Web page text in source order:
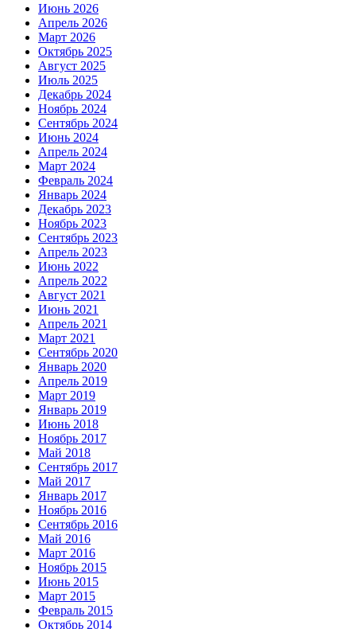
Июнь 2026
Апрель 2026
Март 2026
Октябрь 2025
Август 2025
Июль 2025
Декабрь 2024
Ноябрь 2024
Сентябрь 2024
Июнь 2024
Апрель 2024
Март 2024
Февраль 2024
Январь 2024
Декабрь 2023
Ноябрь 2023
Сентябрь 2023
Апрель 2023
Июнь 2022
Апрель 2022
Август 2021
Июнь 2021
Апрель 2021
Март 2021
Сентябрь 2020
Январь 2020
Апрель 2019
Март 2019
Январь 2019
Июнь 2018
Ноябрь 2017
Май 2018
Сентябрь 2017
Май 2017
Январь 2017
Ноябрь 2016
Сентябрь 2016
Май 2016
Март 2016
Ноябрь 2015
Июнь 2015
Март 2015
Февраль 2015
Октябрь 2014